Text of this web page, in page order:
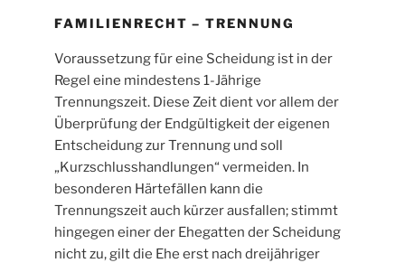
FAMILIENRECHT – TRENNUNG
Voraussetzung für eine Scheidung ist in der
Regel eine mindestens 1-Jährige
Trennungszeit. Diese Zeit dient vor allem der
Überprüfung der Endgültigkeit der eigenen
Entscheidung zur Trennung und soll
„Kurzschlusshandlungen“ vermeiden. In
besonderen Härtefällen kann die
Trennungszeit auch kürzer ausfallen; stimmt
hingegen einer der Ehegatten der Scheidung
nicht zu, gilt die Ehe erst nach dreijähriger